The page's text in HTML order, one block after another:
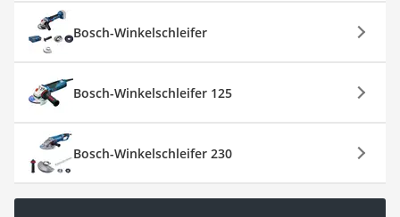
Bosch-Winkelschleifer
Bosch-Winkelschleifer 125
Bosch-Winkelschleifer 230